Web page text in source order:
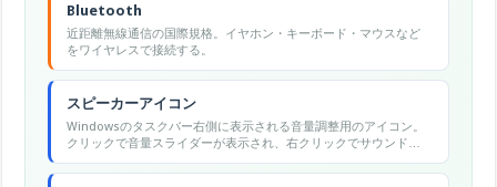
Bluetooth
近距離無線通信の国際規格。イヤホン・キーボード・マウスなど
をワイヤレスで接続する。
スピーカーアイコン
Windowsのタスクバー右側に表示される音量調整用のアイコン。
クリックで音量スライダーが表示され、右クリックでサウンド設
定画面を開ける。